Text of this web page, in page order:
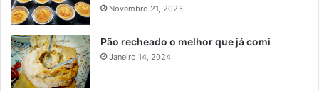
Novembro 21, 2023
Pão recheado o melhor que já comi
Janeiro 14, 2024